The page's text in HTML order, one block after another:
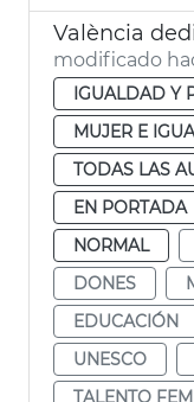
modificado
IGUALDAD Y
MUJER E
TODAS LAS
EN PORTADA
NORMAL
DONES
EDUCACIÓN
UNESCO
TALENTO